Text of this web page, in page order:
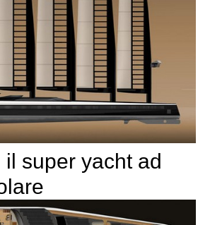
il super yacht ad